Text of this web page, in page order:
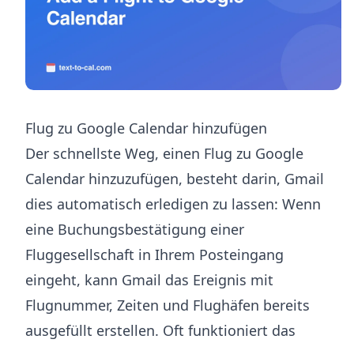
Flug zu Google Calendar hinzufügen
Der schnellste Weg, einen Flug zu Google
Calendar hinzuzufügen, besteht darin, Gmail
dies automatisch erledigen zu lassen: Wenn
eine Buchungsbestätigung einer
Fluggesellschaft in Ihrem Posteingang
eingeht, kann Gmail das Ereignis mit
Flugnummer, Zeiten und Flughäfen bereits
ausgefüllt erstellen. Oft funktioniert das